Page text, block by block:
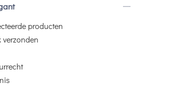
producten
verzonden